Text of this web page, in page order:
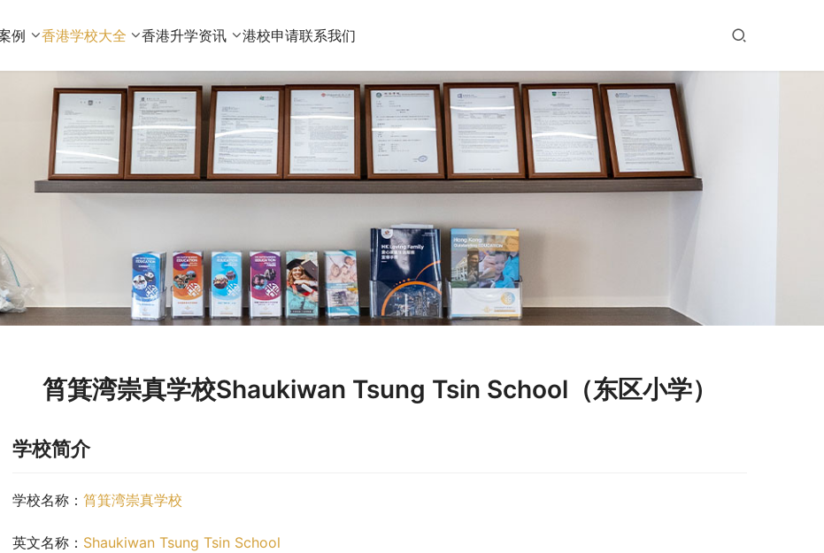
例 香港学校大全 香港升学资讯 港校申请联系我们
筲箕湾崇真学校Shaukiwan Tsung Tsin School（东区小学）
学校简介
学校名称： 筲箕湾崇真学校
英文名称： Shaukiwan Tsung Tsin School